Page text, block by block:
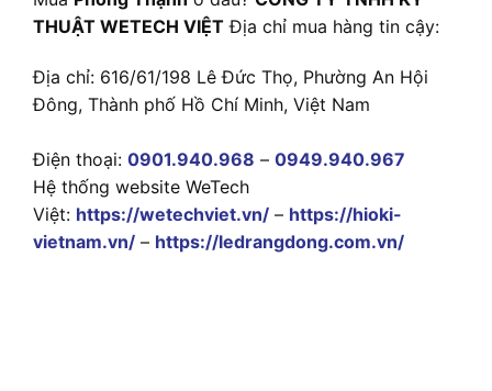
THUẬT WETECH VIỆT Địa chỉ mua hàng tin cậy:
Địa chỉ: 616/61/198 Lê Đức Thọ, Phường An Hội
Đông, Thành phố Hồ Chí Minh, Việt Nam
Điện thoại: 0901.940.968 – 0949.940.967
Hệ thống website WeTech
Việt: https://wetechviet.vn/ – https://hioki-
vietnam.vn/ – https://ledrangdong.com.vn/